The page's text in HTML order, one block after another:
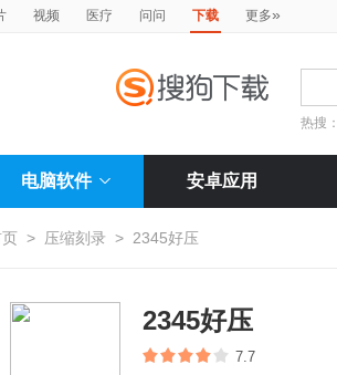
视频 医疗 问问 下载 更多»
热搜：
电脑软件 安卓应用
> 压缩刻录 > 2345好压
2345好压
7.7